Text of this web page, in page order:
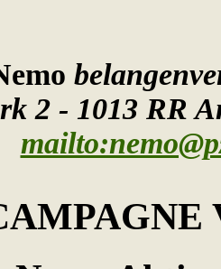
2 - 1013 RR